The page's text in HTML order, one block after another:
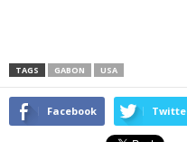
TAGS GABON USA
Facebook